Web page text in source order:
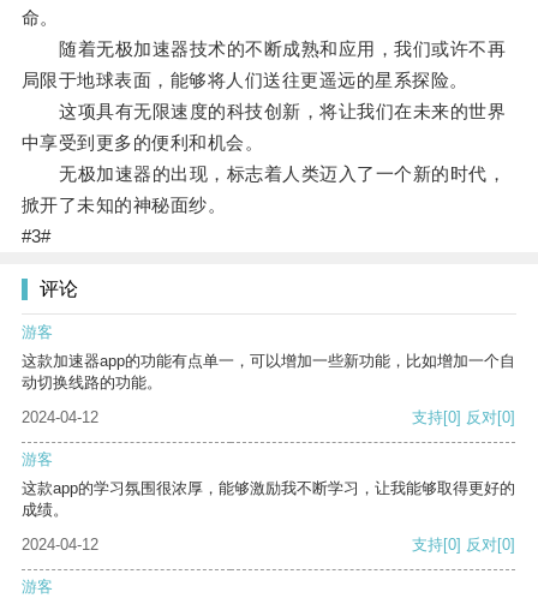
命。
随着无极加速器技术的不断成熟和应用，我们或许不再
局限于地球表面，能够将人们送往更遥远的星系探险。
这项具有无限速度的科技创新，将让我们在未来的世界
中享受到更多的便利和机会。
无极加速器的出现，标志着人类迈入了一个新的时代，
掀开了未知的神秘面纱。
#3#
评论
游客
这款加速器app的功能有点单一，可以增加一些新功能，比如增加一个自
动切换线路的功能。
2024-04-12
支持[0] 反对[0]
游客
这款app的学习氛围很浓厚，能够激励我不断学习，让我能够取得更好的
成绩。
2024-04-12
支持[0] 反对[0]
游客